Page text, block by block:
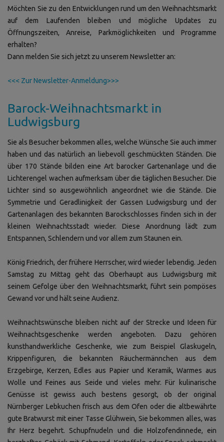
Möchten Sie zu den Entwicklungen rund um den Weihnachtsmarkt
auf dem Laufenden bleiben und mögliche Updates zu
Öffnungszeiten, Anreise, Parkmöglichkeiten und Programme
erhalten?
Dann melden Sie sich jetzt zu unserem Newsletter an:
<<< Zur Newsletter-Anmeldung>>>
Barock-Weihnachtsmarkt in
Ludwigsburg
Sie als Besucher bekommen alles, welche Wünsche Sie auch immer
haben und das natürlich an liebevoll geschmückten Ständen. Die
über 170 Stände bilden eine Art barocker Gartenanlage und die
Lichterengel wachen aufmerksam über die täglichen Besucher. Die
Lichter sind so ausgewöhnlich angeordnet wie die Stände. Die
Symmetrie und Geradlinigkeit der Gassen Ludwigsburg und der
Gartenanlagen des bekannten Barockschlosses finden sich in der
kleinen Weihnachtsstadt wieder. Diese Anordnung lädt zum
Entspannen, Schlendern und vor allem zum Staunen ein.
König Friedrich, der frühere Herrscher, wird wieder lebendig. Jeden
Samstag zu Mittag geht das Oberhaupt aus Ludwigsburg mit
seinem Gefolge über den Weihnachtsmarkt, führt sein pompöses
Gewand vor und hält seine Audienz.
Weihnachtswünsche bleiben nicht auf der Strecke und Ideen für
Weihnachtsgeschenke werden angeboten. Dazu gehören
kunsthandwerkliche Geschenke, wie zum Beispiel Glaskugeln,
Krippenfiguren, die bekannten Räuchermännchen aus dem
Erzgebirge, Kerzen, Edles aus Papier und Keramik, Warmes aus
Wolle und Feines aus Seide und vieles mehr. Für kulinarische
Genüsse ist gewiss auch bestens gesorgt, ob der original
Nürnberger Lebkuchen frisch aus dem Ofen oder die altbewährte
gute Bratwurst mit einer Tasse Glühwein, Sie bekommen alles, was
Ihr Herz begehrt. Schupfnudeln und die Holzofendinnede, ein